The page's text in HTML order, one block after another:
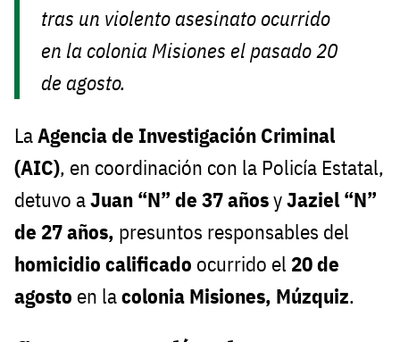
tras un violento asesinato ocurrido
en la colonia Misiones el pasado 20
de agosto.
LaAgencia de Investigación Criminal
(AIC), en coordinación con la Policía Estatal,
detuvo aJuan “N” de 37 añosyJaziel “N”
de 27 años, presuntos responsables del
homicidio calificado ocurrido el 20 de
agosto en lacolonia Misiones, Múzquiz.